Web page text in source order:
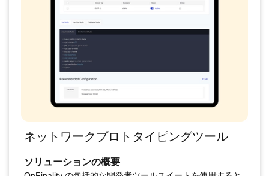
ネットワークプロトタイピングツール
ソリューションの概要